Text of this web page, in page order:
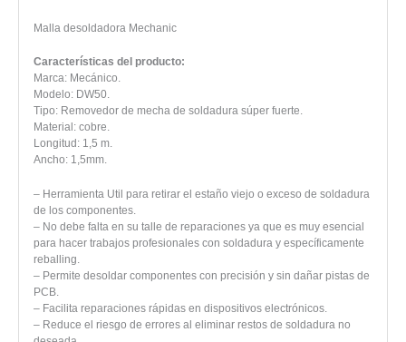
Malla desoldadora Mechanic
Características del producto:
Marca: Mecánico.
Modelo: DW50.
Tipo: Removedor de mecha de soldadura súper fuerte.
Material: cobre.
Longitud: 1,5 m.
Ancho: 1,5mm.
– Herramienta Util para retirar el estaño viejo o exceso de soldadura
de los componentes.
– No debe falta en su talle de reparaciones ya que es muy esencial
para hacer trabajos profesionales con soldadura y específicamente
reballing.
– Permite desoldar componentes con precisión y sin dañar pistas de
PCB.
– Facilita reparaciones rápidas en dispositivos electrónicos.
– Reduce el riesgo de errores al eliminar restos de soldadura no